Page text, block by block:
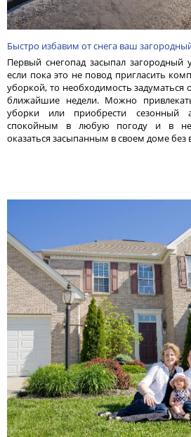
Быстро избавим от снега ваш
Первый снегопад засыпал загородный
если пока это не повод пригласить
уборкой, то необходимость задуматься
ближайшие недели. Можно
уборки или приобрести сезонный
спокойным в любую погоду и в
оказаться засыпанным в своем доме без